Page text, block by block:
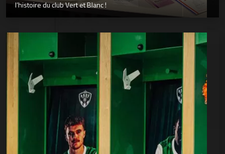
l’histoire du club Vert et Blanc !